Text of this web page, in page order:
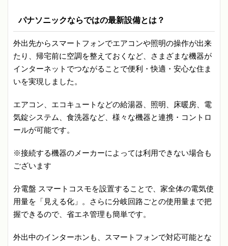
パナソニックならではの最新設備とは？
外出先からスマートフォンでエアコンや照明の操作が出来
たり、帰宅前に空調を整えておくなど、さまざまな機器が
インターネットでつながることで便利・快適・安心な住ま
いを実現しました。
エアコン、エコキュートなどの給湯器、照明、床暖房、電
気錠システム、食洗器など、様々な機器と連携・コントロ
ールが可能です。
※接続する機器のメーカーによっては利用できない場合も
ございます
分電盤 スマートコスモを設置することで、家全体の電気使
用量を「見える化」。さらに分岐回路ごとの使用量まで把
握できるので、省エネ管理も簡単です。
外出中のインターホンも、スマートフォンで対応可能とな